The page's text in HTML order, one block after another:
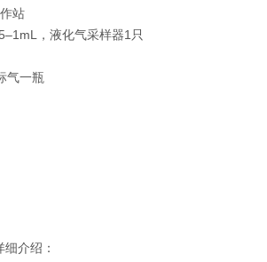
站
，液化气采样器1只
气一瓶
细介绍：